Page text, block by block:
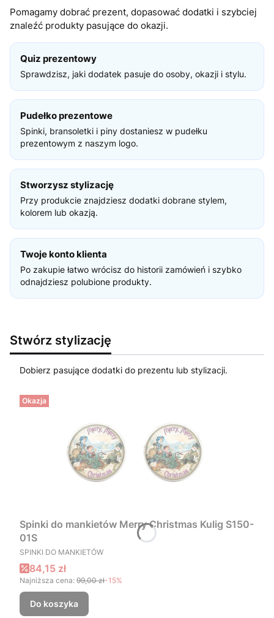
Pomagamy dobrać prezent, dopasować dodatki i szybciej
znaleźć produkty pasujące do okazji.
Quiz prezentowy
Sprawdzisz, jaki dodatek pasuje do osoby, okazji i stylu.
Pudełko prezentowe
Spinki, bransoletki i piny dostaniesz w pudełku
prezentowym z naszym logo.
Stworzysz stylizację
Przy produkcie znajdziesz dodatki dobrane stylem,
kolorem lub okazją.
Twoje konto klienta
Po zakupie łatwo wrócisz do historii zamówień i szybko
odnajdziesz polubione produkty.
Stwórz stylizację
Dobierz pasujące dodatki do prezentu lub stylizacji.
Okazja
Spinki do mankietów Merry Christmas Kulig S150-
01S
PRODUCENT
SPINKI DO MANKIETÓW
Cena promocyjna
84,15 zł
Najniższa cena: 99,00 zł-15%
Do koszyka